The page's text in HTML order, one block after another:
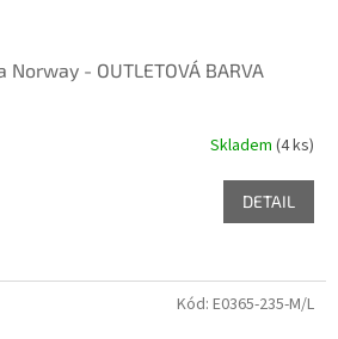
Norway - OUTLETOVÁ BARVA
Skladem (4 ks)
DETAIL
Kód: E0365-235-M/L